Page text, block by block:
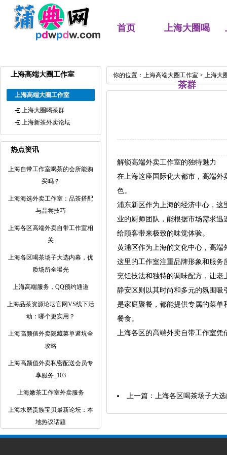
首页 上海大圈喝
茶群
上海高端大圈工作室
上海高端大圈工作室
上海大圈喝茶群
上海新茶外卖论坛
热点资讯
上海自带工作室喝茶的会所能购
买吗？
上海海选外卖工作室：品茶搭配
与品尝技巧
上海各区高端外卖自带工作室相
关
上海各区喝茶场子大选内幕，优
质场所全曝光
上海高端服务，QQ预约通道
上海品茶资源论坛官网VS线下活
动：哪个更实用？
上海高颜值外卖隐藏菜单避坑全
攻略
上海高颜值外卖私密配送会员专
享服务_103
上海嫩茶工作室外卖服务
上海水磨贵族宝贝最新论坛：本
地热议话题
你的位置： 上海高端大圈工作室 > 上海大
解锁高端外卖工作室的独特魅力
在上海这座国际化大都市，高端
色。
浦东新区作为上海的经济中心，
业的厨师团队，能根据市场需求
给顾客带来极致的味觉体验。
黄浦区作为上海的文化中心，高
这里的工作室注重品牌形象和服
烹饪技法和独特的调味配方，让
静安区则以其时尚和多元的氛围
是家庭聚餐，都能提供专属的菜
餐食。
上海各区的高端外卖自带工作室
上一篇： 上海各区喝茶场子大